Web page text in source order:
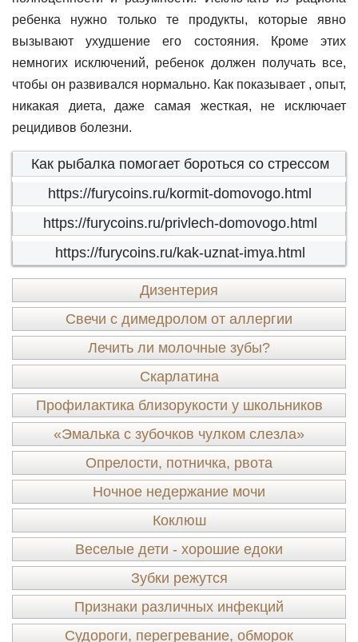
ребенка нужно только те продукты, которые явно
вызывают ухудшение его состояния. Кроме этих
немногих исключений, ребенок должен получать все,
чтобы он развивался нормально. Как показывает , опыт,
никакая диета, даже самая жесткая, не исключает
рецидивов болезни.
Как рыбалка помогает бороться со стрессом
https://furycoins.ru/kormit-domovogo.html
https://furycoins.ru/privlech-domovogo.html
https://furycoins.ru/kak-uznat-imya.html
Дизентерия
Свечи с димедролом от аллергии
Лечить ли молочные зубы?
Скарлатина
Профилактика близорукости у школьников
«Эмалька с зубочков чулком слезла»
Опрелости, потничка, рвота
Ночное недержание мочи
Коклюш
Веселые дети - хорошие едоки
Зубки режутся
Признаки различных инфекций
Судороги, перегревание, обморок